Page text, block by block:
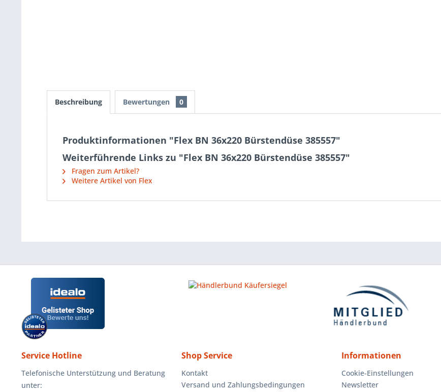
Beschreibung Bewertungen 0
Produktinformationen "Flex BN 36x220 Bürstendüse 385557"
Weiterführende Links zu "Flex BN 36x220 Bürstendüse 385557"
Fragen zum Artikel?
Weitere Artikel von Flex
Service Hotline
Telefonische Unterstützung und Beratung
unter:
Shop Service
Kontakt
Versand und Zahlungsbedingungen
Informationen
Cookie-Einstellungen
Newsletter